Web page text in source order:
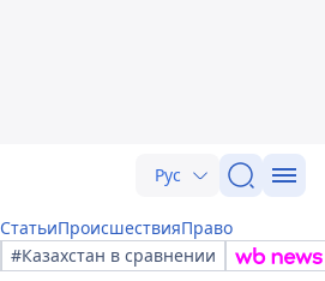
Рус
СтатьиПроисшествияПраво
#Казахстан в сравнении